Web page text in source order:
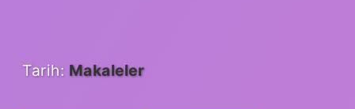
Tarih: Makaleler